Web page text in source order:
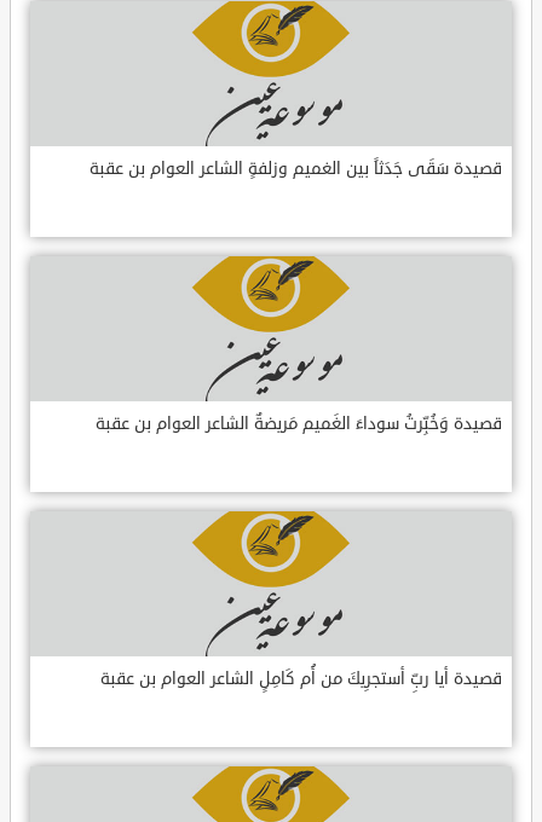
قصيدة سَقَى جَدَثاً بين الغميم وزلفةٍ الشاعر العوام بن عقبة
قصيدة وَخُبِّرتُ سوداءَ الغَميم مَريضةٌ الشاعر العوام بن عقبة
قصيدة أيا ربِّ أستجرِيكَ من أُم كَامِلٍ الشاعر العوام بن عقبة